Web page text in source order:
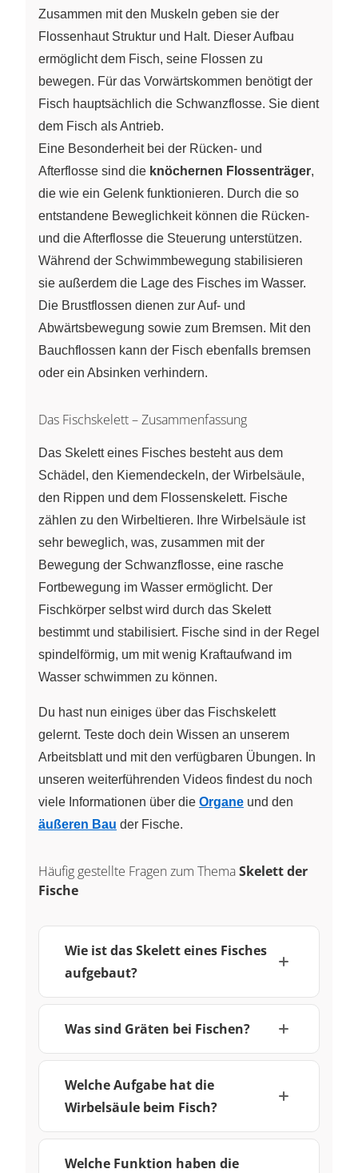
Zusammen mit den Muskeln geben sie der
Flossenhaut Struktur und Halt. Dieser Aufbau
ermöglicht dem Fisch, seine Flossen zu
bewegen. Für das Vorwärtskommen benötigt der
Fisch hauptsächlich die Schwanzflosse. Sie dient
dem Fisch als Antrieb.
Eine Besonderheit bei der Rücken- und
Afterflosse sind die knöchernen Flossenträger,
die wie ein Gelenk funktionieren. Durch die so
entstandene Beweglichkeit können die Rücken-
und die Afterflosse die Steuerung unterstützen.
Während der Schwimmbewegung stabilisieren
sie außerdem die Lage des Fisches im Wasser.
Die Brustflossen dienen zur Auf- und
Abwärtsbewegung sowie zum Bremsen. Mit den
Bauchflossen kann der Fisch ebenfalls bremsen
oder ein Absinken verhindern.
Das Fischskelett – Zusammenfassung
Das Skelett eines Fisches besteht aus dem
Schädel, den Kiemendeckeln, der Wirbelsäule,
den Rippen und dem Flossenskelett. Fische
zählen zu den Wirbeltieren. Ihre Wirbelsäule ist
sehr beweglich, was, zusammen mit der
Bewegung der Schwanzflosse, eine rasche
Fortbewegung im Wasser ermöglicht. Der
Fischkörper selbst wird durch das Skelett
bestimmt und stabilisiert. Fische sind in der Regel
spindelförmig, um mit wenig Kraftaufwand im
Wasser schwimmen zu können.
Du hast nun einiges über das Fischskelett
gelernt. Teste doch dein Wissen an unserem
Arbeitsblatt und mit den verfügbaren Übungen. In
unseren weiterführenden Videos findest du noch
viele Informationen über die Organe und den
äußeren Bau der Fische.
Häufig gestellte Fragen zum ThemaSkelett der
Fische
Wie ist das Skelett eines Fisches
aufgebaut?
Was sind Gräten bei Fischen?
Welche Aufgabe hat die
Wirbelsäule beim Fisch?
Welche Funktion haben die